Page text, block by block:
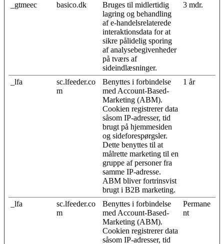
_gtmeec basico.dk
Bruges til midlertidig
lagring og behandling
af e-handelsrelaterede
interaktionsdata for at
sikre pålidelig sporing
af analysebegivenheder
på tværs af
sideindlæsninger.
3 mdr.
_lfa
sc.lfeeder.co
m
Benyttes i forbindelse
med Account-Based-
Marketing (ABM).
Cookien registrerer data
såsom IP-adresser, tid
brugt på hjemmesiden
og sideforespørgsler.
Dette benyttes til at
målrette marketing til en
gruppe af personer fra
samme IP-adresse.
ABM bliver fortrinsvist
brugt i B2B marketing.
1 år
_lfa
sc.lfeeder.co
m
Benyttes i forbindelse
med Account-Based-
Marketing (ABM).
Cookien registrerer data
såsom IP-adresser, tid
Permane
nt